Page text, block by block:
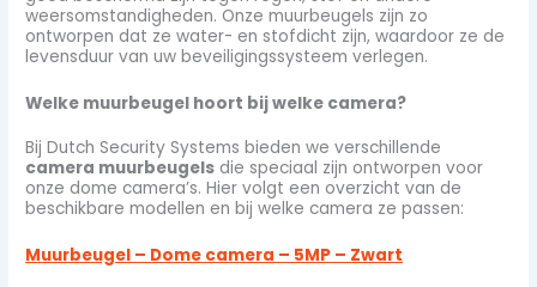
weersomstandigheden. Onze muurbeugels zijn zo
ontworpen dat ze water- en stofdicht zijn, waardoor ze de
levensduur van uw beveiligingssysteem verlegen.
Welke muurbeugel hoort bij welke camera?
Bij Dutch Security Systems bieden we verschillende
camera muurbeugels die speciaal zijn ontworpen voor
onze dome camera’s. Hier volgt een overzicht van de
beschikbare modellen en bij welke camera ze passen:
Muurbeugel – Dome camera – 5MP – Zwart